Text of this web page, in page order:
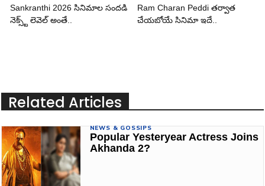
Sankranthi 2026 సినిమాల సందడి
నెక్స్ట్ లెవెల్ అంతే..
Ram Charan Peddi తర్వాత
చేయబోయే సినిమా ఇదే..
Related Articles
NEWS & GOSSIPS
Popular Yesteryear Actress Joins
Akhanda 2?